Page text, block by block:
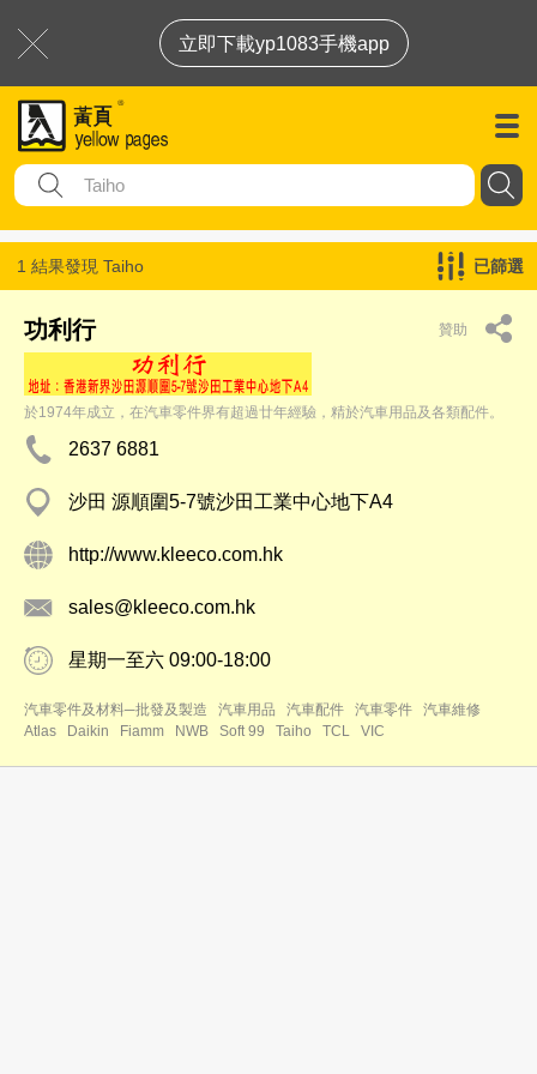
立即下載yp1083手機app
1 結果發現 Taiho 已篩選
功利行 贊助
於1974年成立，在汽車零件界有超過廿年經驗，精於汽車用品及各類配件。
2637 6881
沙田 源順圍5-7號沙田工業中心地下A4
http://www.kleeco.com.hk
sales@kleeco.com.hk
星期一至六 09:00-18:00
汽車零件及材料─批發及製造 汽車用品 汽車配件 汽車零件
汽車維修
Atlas
Daikin Fiamm NWB Soft 99 Taiho TCL VIC